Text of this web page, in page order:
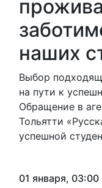
наших
Выбор
на пути к
Обращение в
Тольятти
успешной
01 января, 03:00